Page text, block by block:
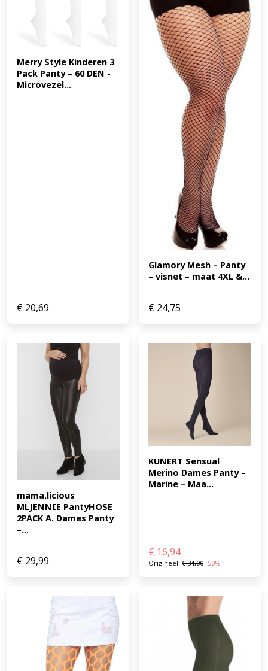
Merry Style Kinderen 3
Pack Panty – 60 DEN -
Microvezel...
€ 20,69
Glamory Mesh – Panty
– visnet – maat 4XL &...
€ 24,75
mama.licious
MLJENNIE PantyHOSE
2PACK A. Dames Panty
–...
€ 29,99
KUNERT Sensual
Merino Dames Panty –
Marine – Maa...
€ 16,94
Origineel: €34,00 -50%